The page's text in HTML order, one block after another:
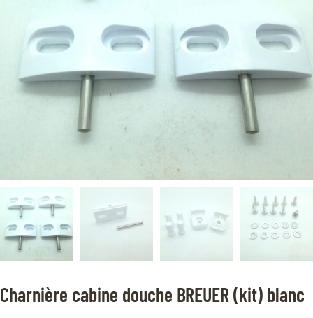
Charnière cabine douche BREUER (kit) blanc